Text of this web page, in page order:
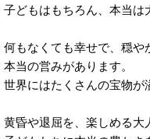
子どもはもちろん、本当は
何もなくても幸せで、穏
本当の営みがあります。
世界にはたくさんの宝物が
黄昏や退屈を、楽しめる大